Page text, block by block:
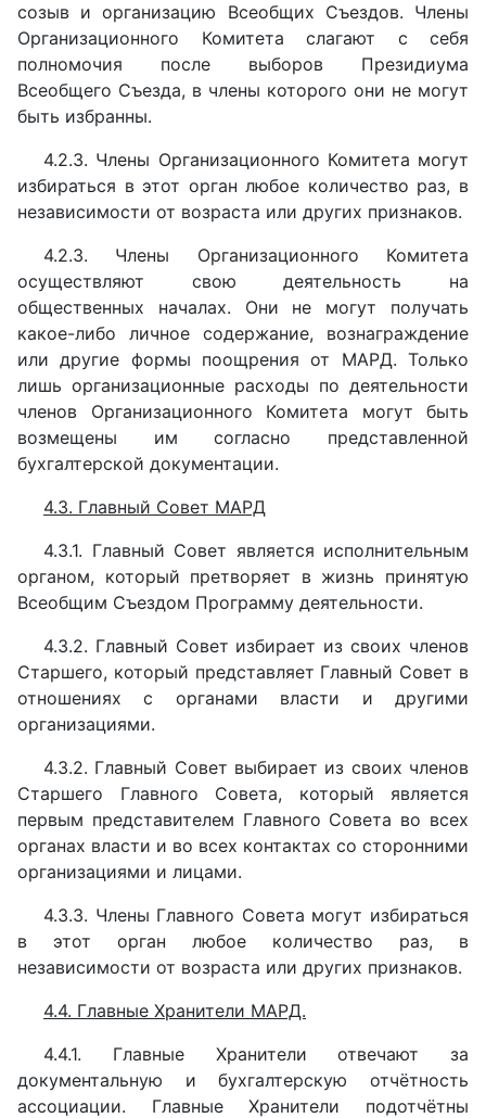
созыв и организацию Всеобщих Съездов. Члены
Организационного Комитета слагают с себя
полномочия после выборов Президиума
Всеобщего Съезда, в члены которого они не могут
быть избранны.
4.2.3. Члены Организационного Комитета могут
избираться в этот орган любое количество раз, в
независимости от возраста или других признаков.
4.2.3. Члены Организационного Комитета
осуществляют свою деятельность на
общественных началах. Они не могут получать
какое-либо личное содержание, вознаграждение
или другие формы поощрения от МАРД. Только
лишь организационные расходы по деятельности
членов Организационного Комитета могут быть
возмещены им согласно представленной
бухгалтерской документации.
4.3. Главный Совет МАРД
4.3.1. Главный Совет является исполнительным
органом, который претворяет в жизнь принятую
Всеобщим Съездом Программу деятельности.
4.3.2. Главный Совет избирает из своих членов
Старшего, который представляет Главный Совет в
отношениях с органами власти и другими
организациями.
4.3.2. Главный Совет выбирает из своих членов
Старшего Главного Совета, который является
первым представителем Главного Совета во всех
органах власти и во всех контактах со сторонними
организациями и лицами.
4.3.3. Члены Главного Совета могут избираться
в этот орган любое количество раз, в
независимости от возраста или других признаков.
4.4. Главные Хранители МАРД.
4.4.1. Главные Хранители отвечают за
документальную и бухгалтерскую отчётность
ассоциации. Главные Хранители подотчётны